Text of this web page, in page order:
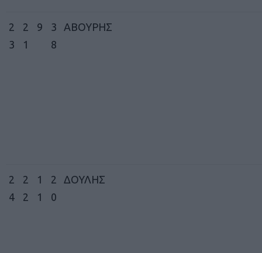
2
3
2
1
9
3
8
ΑΒΟΥΡΗΣ
2
4
2
2
1
1
2
0
ΔΟΥΛΗΣ